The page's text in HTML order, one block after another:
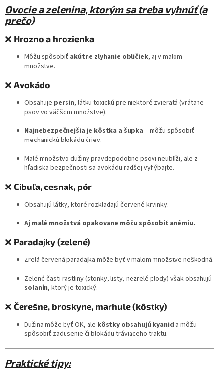
Ovocie a zelenina, ktorým sa treba vyhnúť (a
prečo)
❌ Hrozno a hrozienka
Môžu spôsobiť akútne zlyhanie obličiek, aj v malom
množstve.
❌ Avokádo
Obsahuje persin, látku toxickú pre niektoré zvieratá (vrátane
psov vo väčšom množstve).
Najnebezpečnejšia je kôstka a šupka – môžu spôsobiť
mechanickú blokádu čriev.
Malé množstvo dužiny pravdepodobne psovi neublíži, ale z
hľadiska bezpečnosti sa avokádu radšej vyhýbajte.
❌ Cibuľa, cesnak, pór
Obsahujú látky, ktoré rozkladajú červené krvinky.
Aj malé množstvá opakovane môžu spôsobiť anémiu.
❌ Paradajky (zelené)
Zrelá červená paradajka môže byť v malom množstve neškodná.
Zelené časti rastliny (stonky, listy, nezrelé plody) však obsahujú
solanín, ktorý je toxický.
❌ Čerešne, broskyne, marhule (kôstky)
Dužina môže byť OK, ale kôstky obsahujú kyanid a môžu
spôsobiť zadusenie či blokádu tráviaceho traktu.
Praktické tipy: